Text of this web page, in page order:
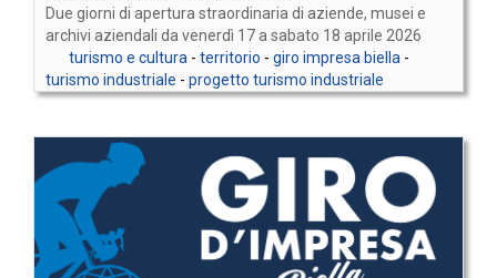
Due giorni di apertura straordinaria di aziende, musei e
archivi aziendali da venerdì 17 a sabato 18 aprile 2026
turismo e cultura- territorio - giro impresa biella-
turismo industriale - progetto turismo industriale